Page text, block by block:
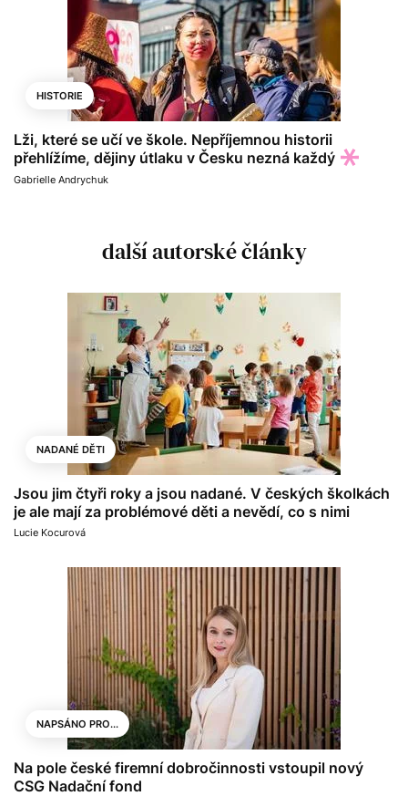
HISTORIE
Lži, které se učí ve škole. Nepříjemnou historii
přehlížíme, dějiny útlaku v Česku nezná každý
Gabrielle Andrychuk
další autorské články
NADANÉ DĚTI
Jsou jim čtyři roky a jsou nadané. V českých školkách
je ale mají za problémové děti a nevědí, co s nimi
Lucie Kocurová
NAPSÁNO PRO...
Na pole české firemní dobročinnosti vstoupil nový
CSG Nadační fond